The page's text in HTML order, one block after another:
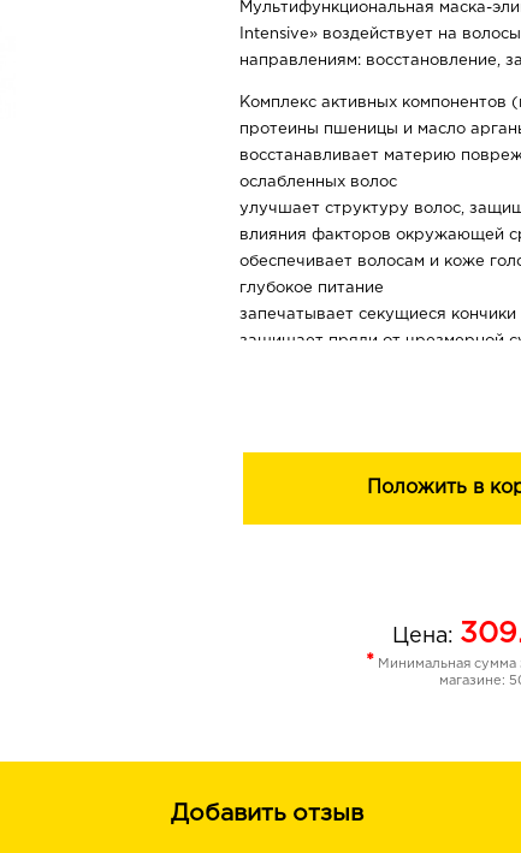
Мультифункциональная маска-
Intensive» воздействует на
направлениям: восстановление,
Комплекс активных компонентов
протеины пшеницы и масло
восстанавливает материю
ослабленных волос
улучшает структуру волос,
влияния факторов окружающей
обеспечивает волосам и коже
глубокое питание
запечатывает секущиеся кончики
защищает пряди от чрезмерной
Положить в
Цена:
* Минимальная сумма
магазине:
Добавить отзыв